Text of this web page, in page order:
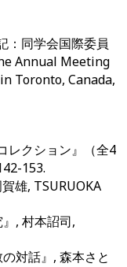
：同学会国際委員
Annual Meeting
Toronto, Canada,
レクション』（全4
153.
雄, TSURUOKA
, 村本詔司,
対話』, 森本さと